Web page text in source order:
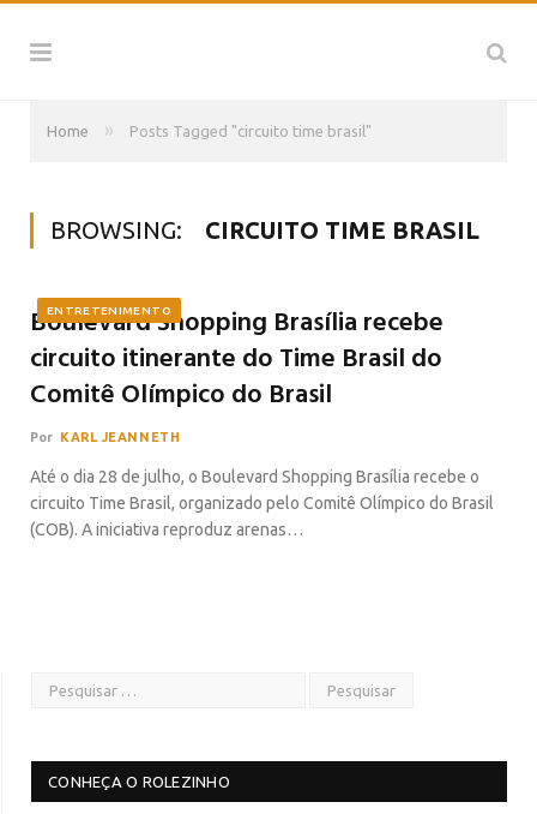
Home » Posts Tagged "circuito time brasil"
BROWSING: CIRCUITO TIME BRASIL
ENTRETENIMENTO
Boulevard Shopping Brasília recebe
circuito itinerante do Time Brasil do
Comitê Olímpico do Brasil
Por KARL JEANNETH
Até o dia 28 de julho, o Boulevard Shopping Brasília recebe o
circuito Time Brasil, organizado pelo Comitê Olímpico do Brasil
(COB). A iniciativa reproduz arenas…
CONHEÇA O ROLEZINHO